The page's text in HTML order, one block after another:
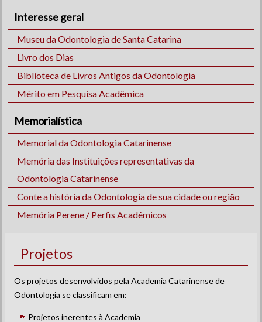
Interesse geral
Museu da Odontologia de Santa Catarina
Livro dos Dias
Biblioteca de Livros Antigos da Odontologia
Mérito em Pesquisa Acadêmica
Memorialística
Memorial da Odontologia Catarinense
Memória das Instituições representativas da
Odontologia Catarinense
Conte a história da Odontologia de sua cidade ou região
Memória Perene / Perfis Acadêmicos
Projetos
Os projetos desenvolvidos pela Academia Catarinense de
Odontologia se classificam em:
Projetos inerentes à Academia